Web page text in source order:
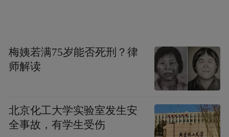
献、勇毅拼搏的崇高精神。故事宣讲、红歌
传唱结束后，全体人员整齐列队、肃立抬
手，庄严重温入党誓词。铿锵有力、字字千
的仪式中淬炼初心、坚定信仰，接受了一场
深刻纯粹的红色精神洗礼。
梅姨若满75岁能否死刑？律
师解读
北京化工大学实验室发生安
全事故，有学生受伤